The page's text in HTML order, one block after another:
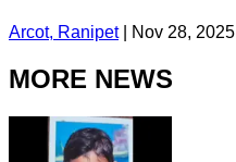
Arcot, Ranipet| Nov 28, 2025
MORE NEWS